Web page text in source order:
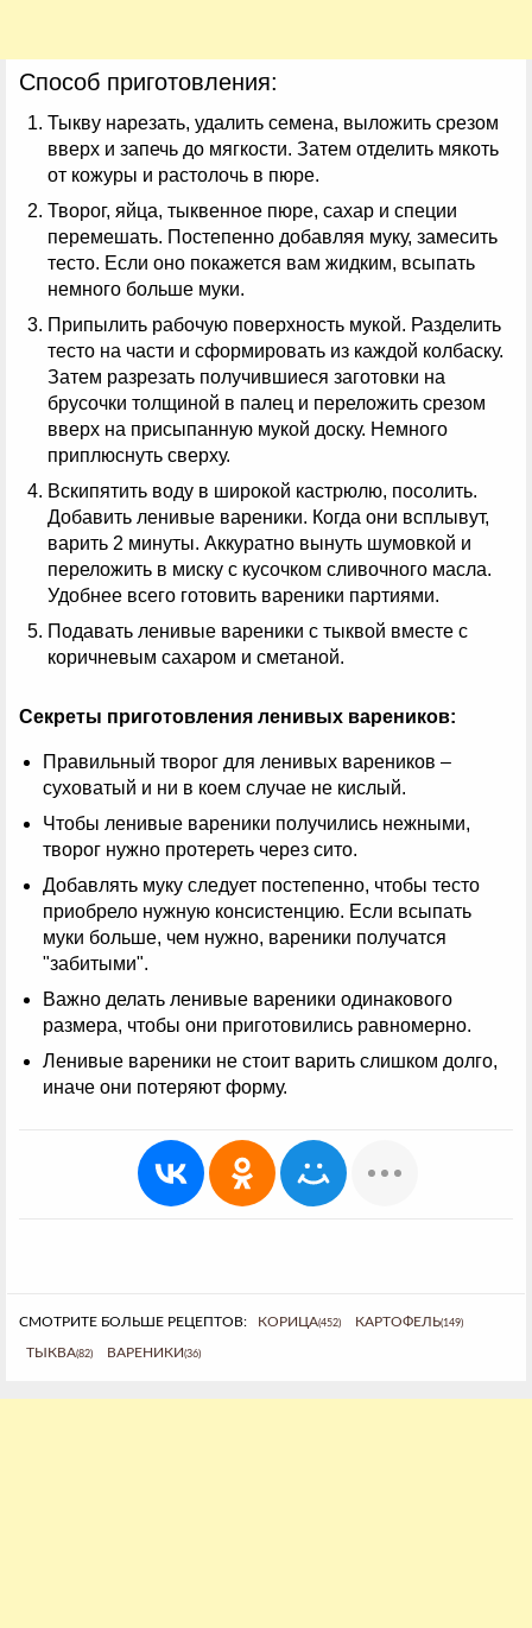
Способ приготовления:
Тыкву нарезать, удалить семена, выложить срезом
вверх и запечь до мягкости. Затем отделить мякоть
от кожуры и растолочь в пюре.
Творог, яйца, тыквенное пюре, сахар и специи
перемешать. Постепенно добавляя муку, замесить
тесто. Если оно покажется вам жидким, всыпать
немного больше муки.
Припылить рабочую поверхность мукой. Разделить
тесто на части и сформировать из каждой колбаску.
Затем разрезать получившиеся заготовки на
брусочки толщиной в палец и переложить срезом
вверх на присыпанную мукой доску. Немного
приплюснуть сверху.
Вскипятить воду в широкой кастрюлю, посолить.
Добавить ленивые вареники. Когда они всплывут,
варить 2 минуты. Аккуратно вынуть шумовкой и
переложить в миску с кусочком сливочного масла.
Удобнее всего готовить вареники партиями.
Подавать ленивые вареники с тыквой вместе с
коричневым сахаром и сметаной.
Секреты приготовления ленивых вареников:
Правильный творог для ленивых вареников –
суховатый и ни в коем случае не кислый.
Чтобы ленивые вареники получились нежными,
творог нужно протереть через сито.
Добавлять муку следует постепенно, чтобы тесто
приобрело нужную консистенцию. Если всыпать
муки больше, чем нужно, вареники получатся
"забитыми".
Важно делать ленивые вареники одинакового
размера, чтобы они приготовились равномерно.
Ленивые вареники не стоит варить слишком долго,
иначе они потеряют форму.
СМОТРИТЕ БОЛЬШЕ РЕЦЕПТОВ: КОРИЦА(452) КАРТОФЕЛЬ(149)
ТЫКВА(82) ВАРЕНИКИ(36)